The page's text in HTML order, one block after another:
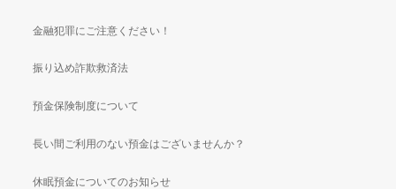
金融犯罪にご注意ください！
振り込め詐欺救済法
預金保険制度について
長い間ご利用のない預金はございませんか？
休眠預金についてのお知らせ